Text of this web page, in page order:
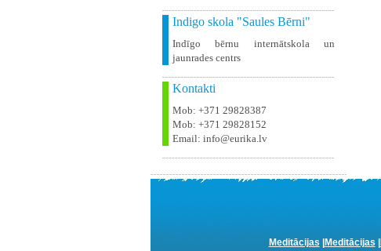
Indigo skola "Saules Bērni"
Indīgo bērnu internātskola un
jaunrades centrs
Kontakti
Mob: +371 29828387
Mob: +371 29828152
Email: info@eurika.lv
Meditācijas
Meditācijas